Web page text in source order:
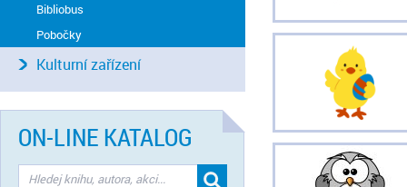
Bibliobus
Pobočky
Kulturní zařízení
ON-LINE KATALOG